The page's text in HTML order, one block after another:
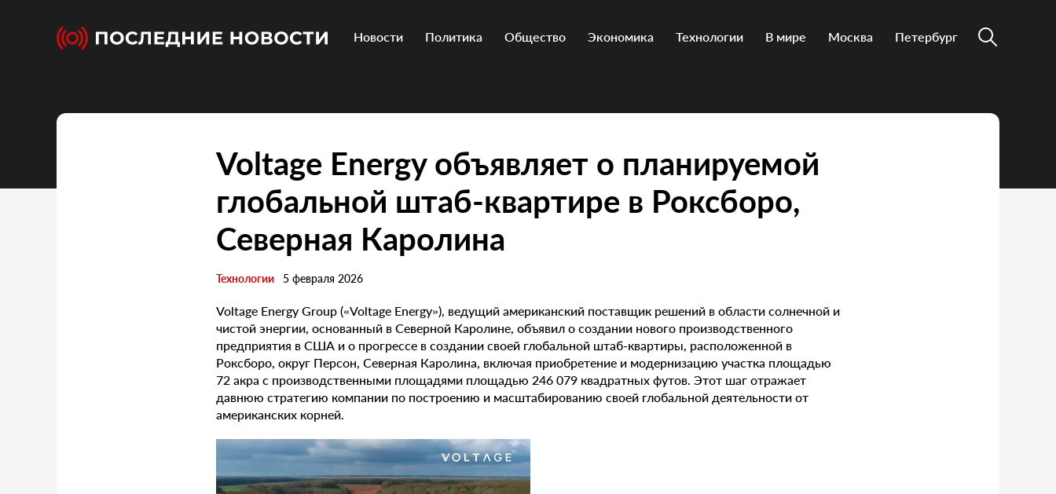
Новости Политика Общество Экономика Технологии В мире Москва Петербург
Voltage Energy объявляет о планируемой
глобальной штаб-квартире в Роксборо,
Северная Каролина
Технологии 5 февраля 2026
Voltage Energy Group («Voltage Energy»), ведущий американский поставщик решений в области солнечной и
чистой энергии, основанный в Северной Каролине, объявил о создании нового производственного
предприятия в США и о прогрессе в создании своей глобальной штаб-квартиры, расположенной в
Роксборо, округ Персон, Северная Каролина, включая приобретение и модернизацию участка площадью
72 акра с производственными площадями площадью 246 079 квадратных футов. Этот шаг отражает
давнюю стратегию компании по построению и масштабированию своей глобальной деятельности от
американских корней.